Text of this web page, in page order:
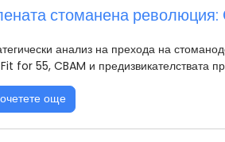
стоманена революция:
анализ на прехода на
Fit for 55, CBAM и предизвикателствата
още